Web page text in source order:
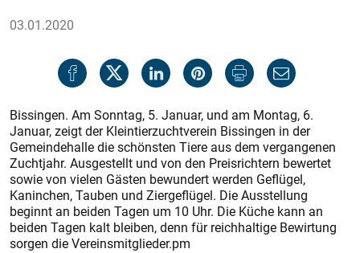
03.01.2020
Bissingen. Am Sonntag, 5. Januar, und am Montag, 6.
Januar, zeigt der Kleintierzuchtverein Bissingen in der
Gemeindehalle die schönsten Tiere aus dem vergangenen
Zuchtjahr. Ausgestellt und von den Preisrichtern bewertet
sowie von vielen Gästen bewundert werden Geflügel,
Kaninchen, Tauben und Ziergeflügel. Die Ausstellung
beginnt an beiden Tagen um 10 Uhr. Die Küche kann an
beiden Tagen kalt bleiben, denn für reichhaltige Bewirtung
sorgen die Vereinsmitglieder.pm